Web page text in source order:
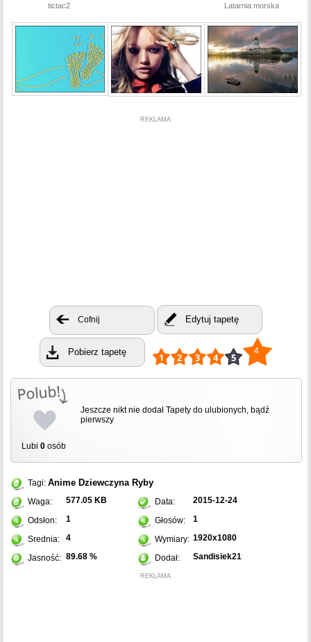
tictac2 Latarnia morska
REKLAMA
Cofnij Edytuj tapetę
Pobierz tapetę 4
Lubi 0 osób
Jeszcze nikt nie dodał Tapety do ulubionych, bądź
pierwszy
Tagi: Anime Dziewczyna Ryby
Waga: 577.05 KB Data: 2015-12-24
Odsłon: 1 Głosów: 1
Srednia: 4 Wymiary: 1920x1080
Jasność: 89.68 % Dodał: Sandisiek21
REKLAMA